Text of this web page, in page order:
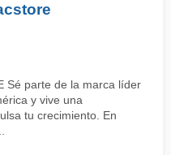
Sé parte de la marca líder
y vive una
tu crecimiento. En